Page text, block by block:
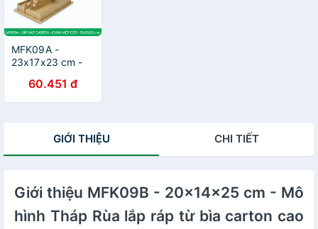
MFK09A -
23x17x23 cm -
Một Cột lắp ráp
từ bìa carton cao
60.451 đ
GIỚI THIỆU CHI TIẾT
Giới thiệu MFK09B - 20x14x25 cm - Mô
hình Tháp Rùa lắp ráp từ bìa carton cao